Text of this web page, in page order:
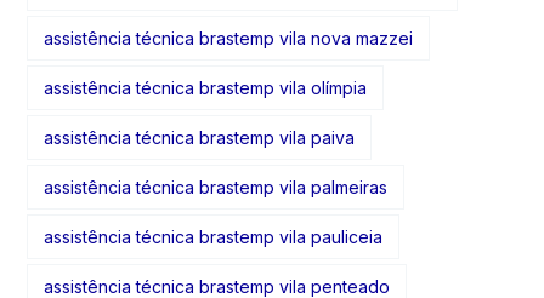
assistência técnica brastemp vila nova mazzei
assistência técnica brastemp vila olímpia
assistência técnica brastemp vila paiva
assistência técnica brastemp vila palmeiras
assistência técnica brastemp vila pauliceia
assistência técnica brastemp vila penteado